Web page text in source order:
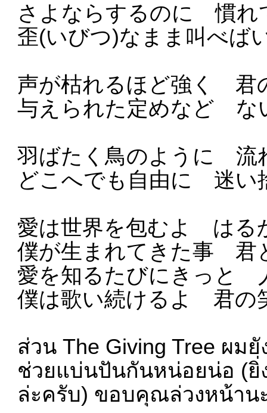
さよならするのに 慣れ
歪(いびつ)なまま叫べば
声が枯れるほど強く 君
与えられた定めなど な
羽ばたく鳥のように 流
どこへでも自由に 迷
愛は世界を包むよ はる
僕が生まれてきた事 君
愛を知るたびにきっと
僕は歌い続けるよ 君の
ส่วน The Giving Tree ผม
ช่วยแบ่นปันกันหน่อยน่อ (ยิ่
ล่ะครับ) ขอบคุณล่วงหน้าน